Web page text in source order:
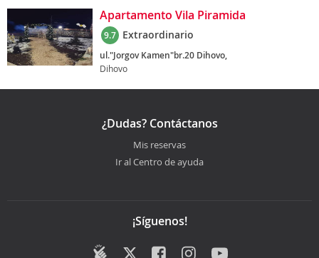
Apartamento Vila Piramida
9.7 Extraordinario
ul."Jorgov Kamen"br.20 Dihovo,
Dihovo
¿Dudas? Contáctanos
Mis reservas
Ir al Centro de ayuda
¡Síguenos!